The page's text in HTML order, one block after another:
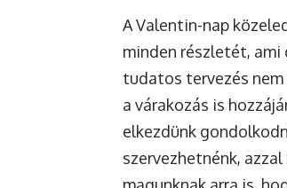
A Valentin-nap
minden részletét, ami
tudatos tervezés nem
a várakozás is
elkezdünk
szervezhetnénk,